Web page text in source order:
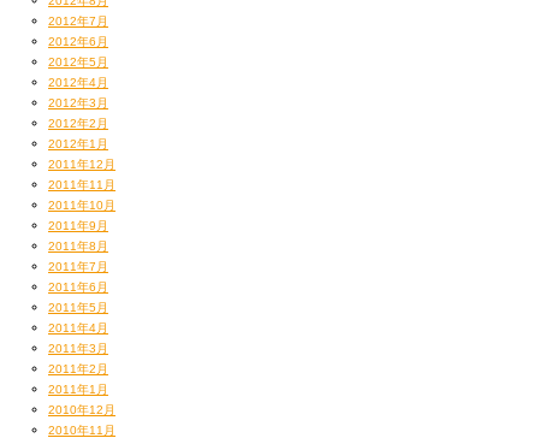
2012年7月
2012年6月
2012年5月
2012年4月
2012年3月
2012年2月
2012年1月
2011年12月
2011年11月
2011年10月
2011年9月
2011年8月
2011年7月
2011年6月
2011年5月
2011年4月
2011年3月
2011年2月
2011年1月
2010年12月
2010年11月